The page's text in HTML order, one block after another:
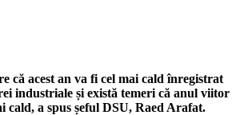
că acest an va fi cel mai cald înregistrat
industriale și există temeri că anul viitor
cald, a spus șeful DSU, Raed Arafat.